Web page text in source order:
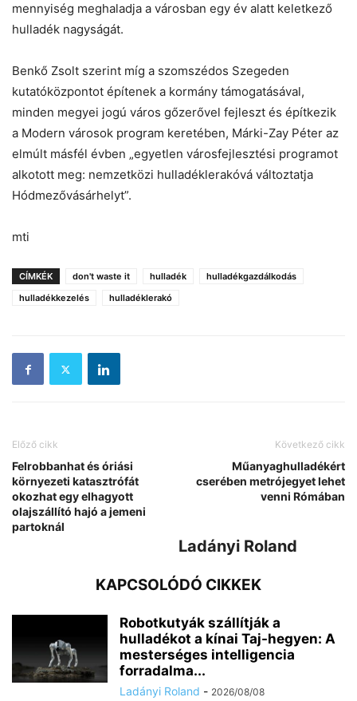
mennyiség meghaladja a városban egy év alatt keletkező
hulladék nagyságát.
Benkő Zsolt szerint míg a szomszédos Szegeden
kutatóközpontot építenek a kormány támogatásával,
minden megyei jogú város gőzerővel fejleszt és építkezik
a Modern városok program keretében, Márki-Zay Péter az
elmúlt másfél évben „egyetlen városfejlesztési programot
alkotott meg: nemzetközi hulladéklerakóvá változtatja
Hódmezővásárhelyt”.
mti
CÍMKÉK don't waste it hulladék
hulladékgazdálkodás
hulladékkezelés
hulladéklerakó
Előző cikk
Felrobbanhat és óriási
környezeti katasztrófát
okozhat egy elhagyott
olajszállító hajó a jemeni
partoknál
Következő cikk
Műanyaghulladékért
cserében metrójegyet lehet
venni Rómában
Ladányi Roland
KAPCSOLÓDÓ CIKKEK
Robotkutyák szállítják a
hulladékot a kínai Taj-hegyen: A
mesterséges intelligencia
forradalma...
Ladányi Roland - 2026/08/08